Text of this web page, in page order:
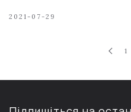
2021-07-29
1